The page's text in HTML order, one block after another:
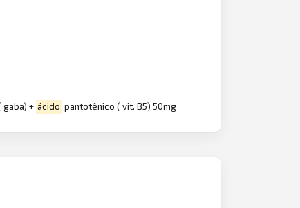
gaba) + ácido pantotênico ( vit. B5) 50mg